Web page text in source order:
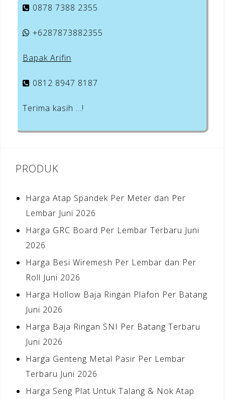
0878 7388 2355
+6287873882355
Bapak Arifin
0812 8947 8187
Terima kasih …!
PRODUK
Harga Atap Spandek Per Meter dan Per
Lembar Juni 2026
Harga GRC Board Per Lembar Terbaru Juni
2026
Harga Besi Wiremesh Per Lembar dan Per
Roll Juni 2026
Harga Hollow Baja Ringan Plafon Per Batang
Juni 2026
Harga Baja Ringan SNI Per Batang Terbaru
Juni 2026
Harga Genteng Metal Pasir Per Lembar
Terbaru Juni 2026
Harga Seng Plat Untuk Talang & Nok Atap